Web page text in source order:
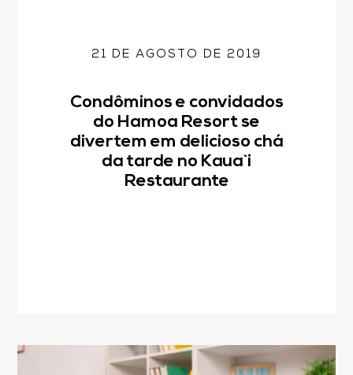
21 DE AGOSTO DE 2019
Condôminos e convidados
do Hamoa Resort se
divertem em delicioso chá
da tarde no Kaua`i
Restaurante